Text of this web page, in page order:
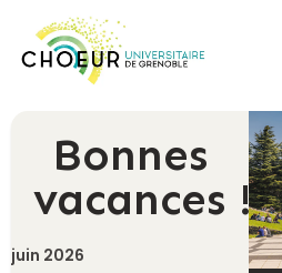
Bonnes
vacances !
juin 2026